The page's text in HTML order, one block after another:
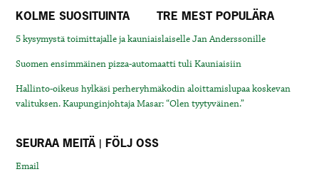
KOLME SUOSITUINTA TRE MEST POPULÄRA
5 kysymystä toimittajalle ja kauniaislaiselle Jan Anderssonille
Suomen ensimmäinen pizza-automaatti tuli Kauniaisiin
Hallinto-oikeus hylkäsi perheryhmäkodin aloittamislupaa koskevan
valituksen. Kaupunginjohtaja Masar: “Olen tyytyväinen.”
SEURAA MEITÄ | FÖLJ OSS
Email